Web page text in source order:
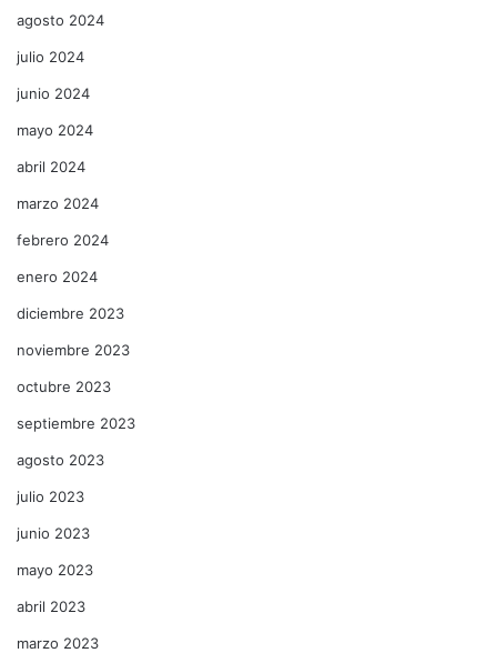
agosto 2024
julio 2024
junio 2024
mayo 2024
abril 2024
marzo 2024
febrero 2024
enero 2024
diciembre 2023
noviembre 2023
octubre 2023
septiembre 2023
agosto 2023
julio 2023
junio 2023
mayo 2023
abril 2023
marzo 2023